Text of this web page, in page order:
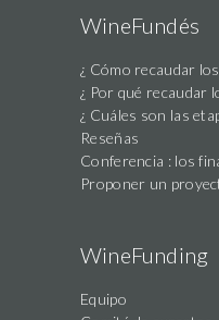
WineFundés
¿ Cómo recaudar
¿ Por qué recaudar
¿ Cuáles son las
Reseñas
Conferencia : los
Proponer un
WineFunding
Equipo